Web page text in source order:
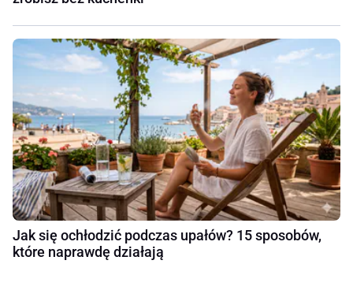
Jak się ochłodzić podczas upałów? 15 sposobów,
które naprawdę działają